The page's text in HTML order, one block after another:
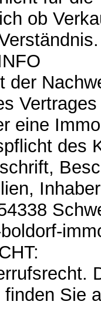
ob
der
eine
des
Sie